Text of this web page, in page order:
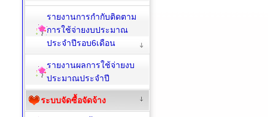
รายงานการกำกับติดตาม
การใช้จ่ายงบประมาณ
ประจำปีรอบ6เดือน
รายงานผลการใช้จ่ายงบ
ประมาณประจำปี
ระบบจัดซื้อจัดจ้าง